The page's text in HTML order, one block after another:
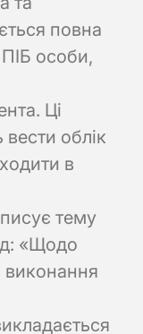
повна
ПІБ особи,
Ці
облік
в
тему
«Щодо
виконання